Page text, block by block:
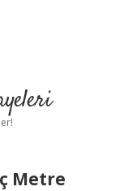
Metre